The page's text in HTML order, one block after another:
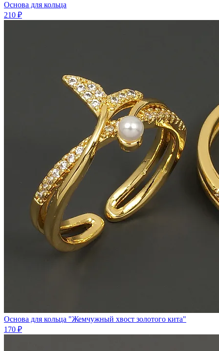
Основа для кольца
210 ₽
Основа для кольца "Жемчужный хвост золотого кита"
170 ₽